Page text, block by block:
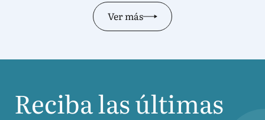
Ver más
Reciba las últimas